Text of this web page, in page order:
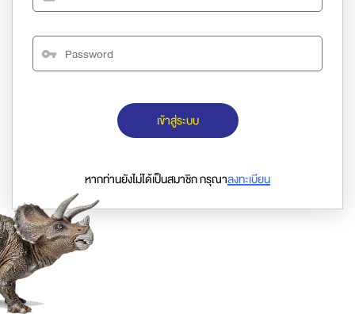
เข้าสู่ระบบ
หากท่านยังไม่ได้เป็นสมาชิก กรุณาลงทะเบียน